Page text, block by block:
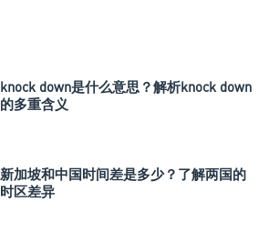
knock down是什么意思？解析knock down
的多重含义
新加坡和中国时间差是多少？了解两国的
时区差异